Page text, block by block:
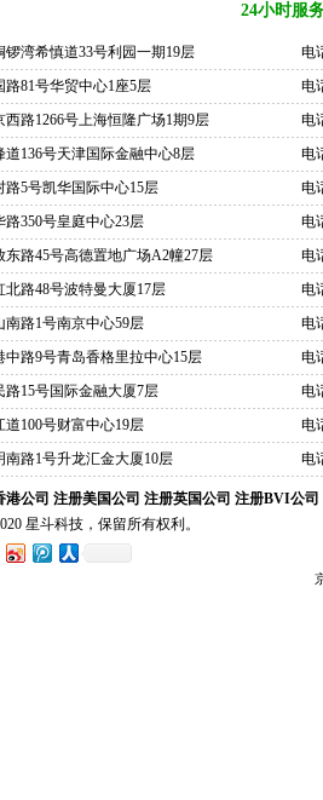
24小时服
锣湾希慎道33号利园一期19层
电
路81号华贸中心1座5层
电
西路1266号上海恒隆广场1期9层
电
道136号天津国际金融中心8层
电
路5号凯华国际中心15层
电
路350号皇庭中心23层
电
东路45号高德置地广场A2幢27层
电
北路48号波特曼大厦17层
电
南路1号南京中心59层
电
中路9号青岛香格里拉中心15层
电
路15号国际金融大厦7层
电
道100号财富中心19层
电
南路1号升龙汇金大厦10层 电
港公司 注册美国公司 注册英国公司 注册BVI公司
星斗科技，保留所有权利。